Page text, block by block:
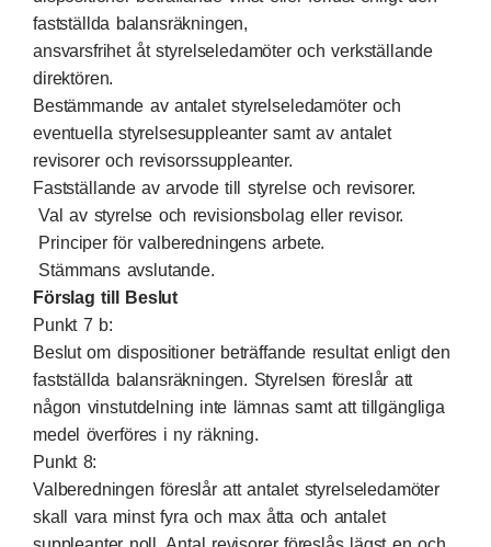
fastställda balansräkningen,
ansvarsfrihet åt styrelseledamöter och verkställande
direktören.
Bestämmande av antalet styrelseledamöter och
eventuella styrelsesuppleanter samt av antalet
revisorer och revisorssuppleanter.
Fastställande av arvode till styrelse och revisorer.
Val av styrelse och revisionsbolag eller revisor.
Principer för valberedningens arbete.
Stämmans avslutande.
Förslag till Beslut
Punkt 7 b:
Beslut om dispositioner beträffande resultat enligt den
fastställda balansräkningen. Styrelsen föreslår att
någon vinstutdelning inte lämnas samt att tillgängliga
medel överföres i ny räkning.
Punkt 8:
Valberedningen föreslår att antalet styrelseledamöter
skall vara minst fyra och max åtta och antalet